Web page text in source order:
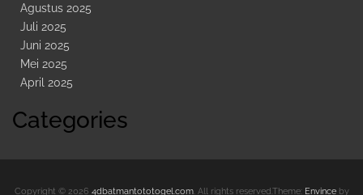
Agustus 2025
Juli 2025
Juni 2025
Mei 2025
April 2025
Categories
Copyright © 2026 4dbatmantototogel.com. All rights reserved.Theme: Envinceby